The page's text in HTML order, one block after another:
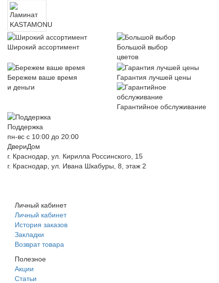
Широкий ассортимент
Большой выбор
цветов
Бережем ваше время
и деньги
Гарантия лучшей цены
Гарантийное обслуживание
Поддержка
пн-вс с 10:00 до 20:00
ДвериДом
г. Краснодар, ул. Кирилла Россинского, 15
г. Краснодар, ул. Ивана Шкабуры, 8, этаж 2
Личный кабинет
Личный кабинет
История заказов
Закладки
Возврат товара
Полезное
Акции
Статьи